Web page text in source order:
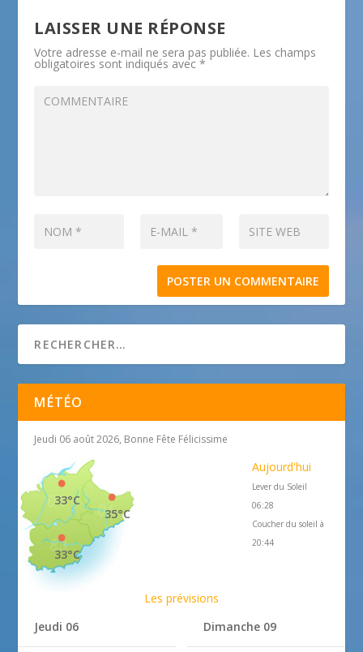
LAISSER UNE RÉPONSE
Votre adresse e-mail ne sera pas publiée. Les champs
obligatoires sont indiqués avec*
MÉTÉO
Jeudi 06 août 2026, Bonne Fête Félicissime
35°C
33°C
33°C
Aujourd'hui
Lever du Soleil
06:28
Coucher du soleil à
20:44
Les prévisions
Jeudi 06
Dimanche 09